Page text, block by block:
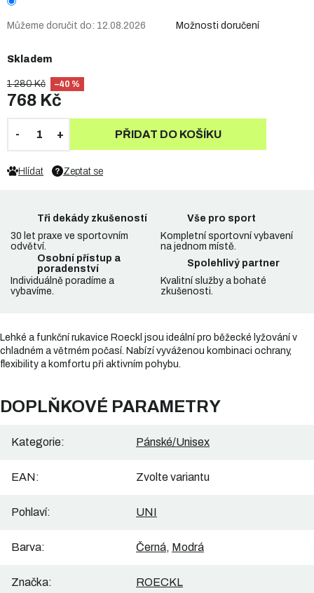
1 280 Kč –40 %
768 Kč
Skladem
Můžeme doručit do: 12.08.2026 Možnosti doručení
PŘIDAT DO KOŠÍKU
Zeptat se
Hlídat
Tři dekády zkušeností
30 let praxe ve sportovním
odvětví.
Vše pro sport
Kompletní sportovní vybavení
na jednom místě.
Osobní přístup a
poradenství
Individuálně poradíme a
vybavíme.
Spolehlivý partner
Kvalitní služby a bohaté
zkušenosti.
Lehké a funkční rukavice Roeckl jsou ideální pro běžecké lyžování v
chladném a větrném počasí. Nabízí vyváženou kombinaci ochrany,
flexibility a komfortu při aktivním pohybu.
DOPLŇKOVÉ PARAMETRY
Kategorie: Pánské/Unisex
EAN: Zvolte variantu
Pohlaví: UNI
Barva: Černá, Modrá
Značka: ROECKL